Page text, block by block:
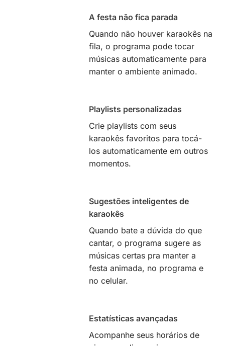
A festa não fica parada
Quando não houver karaokês na
fila, o programa pode tocar
músicas automaticamente para
manter o ambiente animado.
Playlists personalizadas
Crie playlists com seus
karaokês favoritos para tocá-
los automaticamente em outros
momentos.
Sugestões inteligentes de
karaokês
Quando bate a dúvida do que
cantar, o programa sugere as
músicas certas pra manter a
festa animada, no programa e
no celular.
Estatísticas avançadas
Acompanhe seus horários de